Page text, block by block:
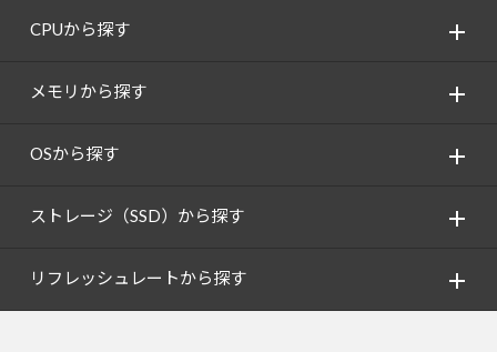
CPUから探す
メモリから探す
OSから探す
ストレージ（SSD）から探す
リフレッシュレートから探す